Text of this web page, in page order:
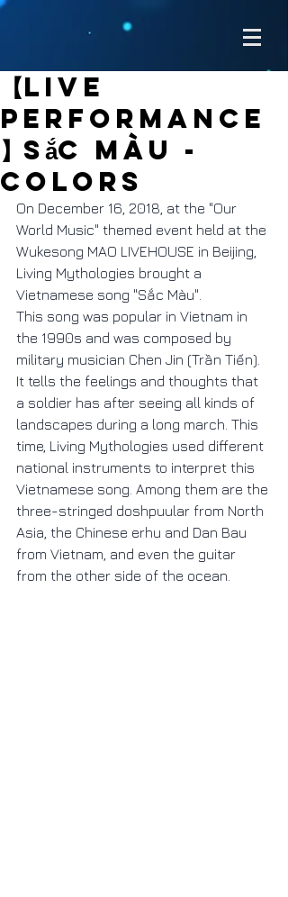
【Live
Performance
】Sắc Màu -
Colors
On December 16, 2018, at the "Our
World Music" themed event held at the
Wukesong MAO LIVEHOUSE in Beijing,
Living Mythologies brought a
Vietnamese song "Sắc Màu".
This song was popular in Vietnam in
the 1990s and was composed by
military musician Chen Jin (Trần Tiến).
It tells the feelings and thoughts that
a soldier has after seeing all kinds of
landscapes during a long march. This
time, Living Mythologies used different
national instruments to interpret this
Vietnamese song. Among them are the
three-stringed doshpuular from North
Asia, the Chinese erhu and Dan Bau
from Vietnam, and even the guitar
from the other side of the ocean.